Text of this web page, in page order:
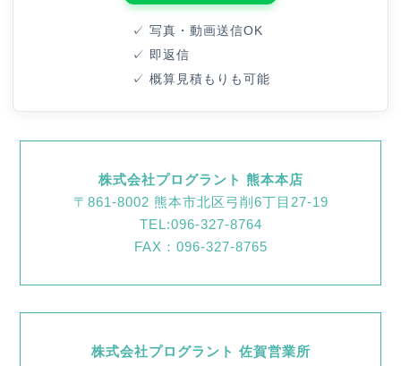
✓ 写真・動画送信OK
✓ 即返信
✓ 概算見積もりも可能
株式会社プログラント 熊本本店
〒861-8002 熊本市北区弓削6丁目27-19
TEL:096-327-8764
FAX：096-327-8765
株式会社プログラント 佐賀営業所